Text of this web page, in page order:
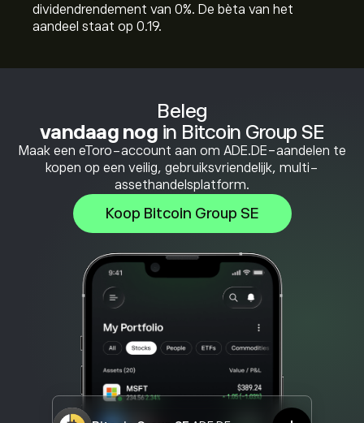
Beleg
vandaag nog in Bitcoin Group SE
Maak een eToro-account aan om ADE.DE-aandelen te
kopen op een veilig, gebruiksvriendelijk, multi-
assethandelsplatform.
Koop Bitcoin Group SE
dividendrendement van 0%. De bèta van het
aandeel staat op 0.19.